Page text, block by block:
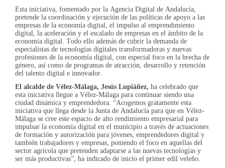
Esta iniciativa, fomentado por la Agencia Digital de Andalucía,
pretende la coordinación y ejecución de las políticas de apoyo a las
empresas de la economía digital, el impulso al emprendimiento
digital, la aceleración y el escalado de empresas en el ámbito de la
economía digital. Todo ello además de cubrir la demanda de
especialistas de tecnologías digitales transformadoras y nuevas
profesiones de la economía digital, con especial foco en la brecha de
género, así como de programas de atracción, desarrollo y retención
del talento digital e innovador.
El alcalde de Vélez-Málaga, Jesús Lupiáñez, ha celebrado que
esta iniciativa llegue a Vélez-Málaga para continuar siendo una
ciudad dinámica y emprendedora. “Acogemos gratamente esta
iniciativa que llega desde la Junta de Andalucía para que en Vélez-
Málaga se cree este espacio de alto rendimiento empresarial para
impulsar la economía digital en el municipio a través de actuaciones
de formación y autorización para jóvenes, emprendedores digital y
también trabajadores y empresas, poniendo el foco en aquellas del
sector agrícola que pretenden adaptarse a las nuevas tecnologías y
ser más productivas”, ha indicado de inicio el primer edil veleño.